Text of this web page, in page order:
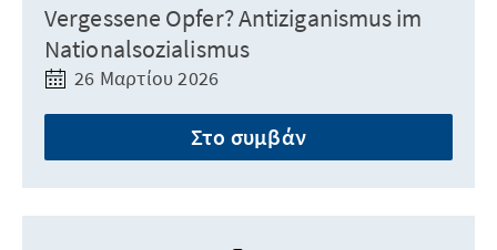
Vergessene Opfer? Antiziganismus im
Nationalsozialismus
26 Μαρτίου 2026
Στο συμβάν